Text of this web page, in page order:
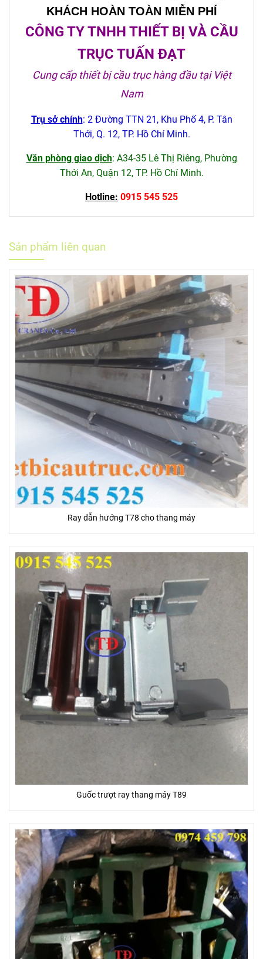
KHÁCH HOÀN TOÀN MIỄN PHÍ
CÔNG TY TNHH THIẾT BỊ VÀ CẦU
TRỤC TUẤN ĐẠT
Cung cấp thiết bị cầu trục hàng đầu tại Việt
Nam
Trụ sở chính: 2 Đường TTN 21, Khu Phố 4, P. Tân
Thới, Q. 12, TP. Hồ Chí Minh.
Văn phòng giao dịch: A34-35 Lê Thị Riêng, Phường
Thới An, Quận 12, TP. Hồ Chí Minh.
Hotline: 0915 545 525
Sản phẩm liên quan
Ray dẫn hướng T78 cho thang máy
Guốc trượt ray thang máy T89